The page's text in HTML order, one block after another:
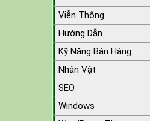
Viễn Thông
Hướng Dẫn
Kỹ Năng Bán Hàng
Nhân Vật
SEO
Windows